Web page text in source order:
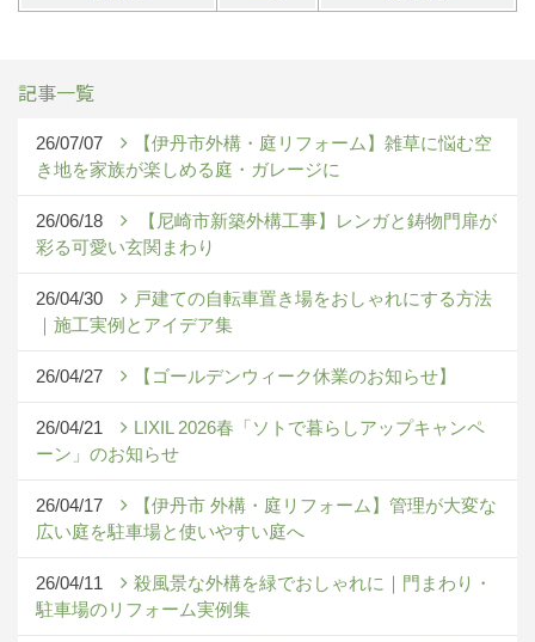
記事一覧
26/07/07
【伊丹市外構・庭リフォーム】雑草に悩む空
き地を家族が楽しめる庭・ガレージに
26/06/18
【尼崎市新築外構工事】レンガと鋳物門扉が
彩る可愛い玄関まわり
26/04/30
戸建ての自転車置き場をおしゃれにする方法
｜施工実例とアイデア集
26/04/27 【ゴールデンウィーク休業のお知らせ】
26/04/21
LIXIL 2026春「ソトで暮らしアップキャンペ
ーン」のお知らせ
26/04/17
【伊丹市 外構・庭リフォーム】管理が大変な
広い庭を駐車場と使いやすい庭へ
26/04/11
殺風景な外構を緑でおしゃれに｜門まわり・
駐車場のリフォーム実例集